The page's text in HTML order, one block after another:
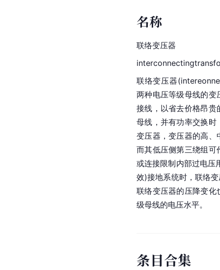
名称
联络变压器
联络变压器
两种电压等级母线的变
接线 ，以省去价格昂
母线，并有功率交换
变压器 ，变压器的高
而其低压侧第三绕组可
或连接限制内部过电压
效)接地系统时，联络
联络变压器的压降变
级母线的电压水平。
条目合集